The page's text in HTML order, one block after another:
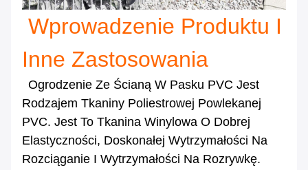
Wprowadzenie Produktu I
Inne Zastosowania
Ogrodzenie Ze Ścianą W Pasku PVC Jest
Rodzajem Tkaniny Poliestrowej Powlekanej
PVC. Jest To Tkanina Winylowa O Dobrej
Elastyczności, Doskonałej Wytrzymałości Na
Rozciąganie I Wytrzymałości Na Rozrywkę.